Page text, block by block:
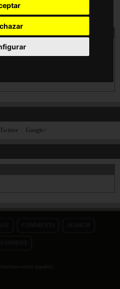
Twitter Google+
online (español)